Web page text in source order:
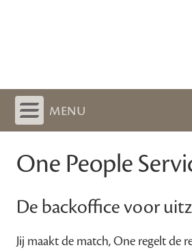
menu
One People
De backoffice voor
Jij maakt de match, One regelt de